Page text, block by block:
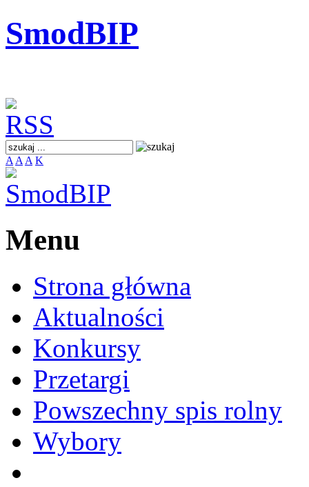
SmodBIP
A A A K
Menu
Strona główna
Aktualności
Konkursy
Przetargi
Powszechny spis rolny
Wybory